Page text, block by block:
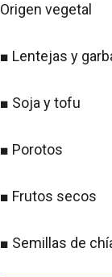
Origen vegetal
■ Lentejas y
■ Soja y tofu
■ Porotos
■ Frutos secos
■ Semillas de